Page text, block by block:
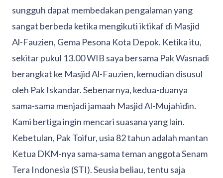
sungguh dapat membedakan pengalaman yang
sangat berbeda ketika mengikuti iktikaf di Masjid
Al-Fauzien, Gema Pesona Kota Depok. Ketika itu,
sekitar pukul 13.00 WIB saya bersama Pak Wasnadi
berangkat ke Masjid Al-Fauzien, kemudian disusul
oleh Pak Iskandar. Sebenarnya, kedua-duanya
sama-sama menjadi jamaah Masjid Al-Mujahidin.
Kami bertiga ingin mencari suasana yang lain.
Kebetulan, Pak Toifur, usia 82 tahun adalah mantan
Ketua DKM-nya sama-sama teman anggota Senam
Tera Indonesia (STI). Seusia beliau, tentu saja